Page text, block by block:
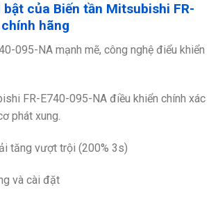
của Biến tần Mitsubishi FR-
hãng
095-NA mạnh mẽ, công nghệ điểu khiển
FR-E740-095-NA điều khiển chính xác
phát xung.
tăng vượt trội (200% 3s)
và cài đặt